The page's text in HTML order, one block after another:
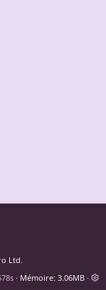
Ltd.
Mémoire 3.06MB